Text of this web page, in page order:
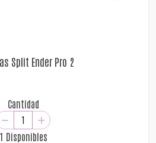
Split Ender Pro 2
Cantidad
1 Disponibles